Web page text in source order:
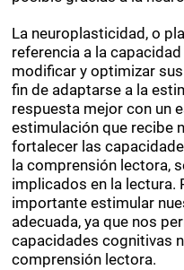
La neuroplasticidad, o
referencia a la
modificar y optimizar
fin de adaptarse a la
respuesta mejor con un
estimulación que recibe
fortalecer las
la comprensión lectora,
implicados en la lectura.
importante estimular
adecuada, ya que nos
capacidades cognitivas
comprensión lectora.